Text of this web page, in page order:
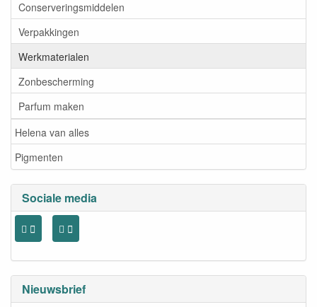
Conserveringsmiddelen
Verpakkingen
Werkmaterialen
Zonbescherming
Parfum maken
Helena van alles
Pigmenten
Sociale media
Nieuwsbrief